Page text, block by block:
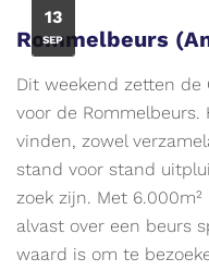
ZO
13
SEP
Rommelbeurs
Dit weekend zetten
voor de Rommelbeurs.
vinden, zowel
stand voor stand
zoek zijn. Met
alvast over een beurs
waard is om te